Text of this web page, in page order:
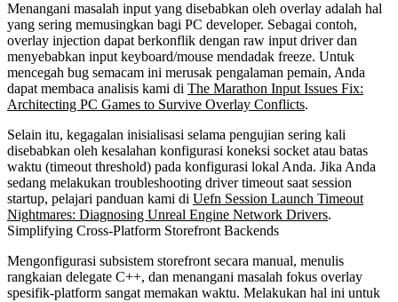
Menangani masalah input yang disebabkan oleh overlay adalah hal
yang sering memusingkan bagi PC developer. Sebagai contoh,
overlay injection dapat berkonflik dengan raw input driver dan
menyebabkan input keyboard/mouse mendadak freeze. Untuk
mencegah bug semacam ini merusak pengalaman pemain, Anda
dapat membaca analisis kami di The Marathon Input Issues Fix:
Architecting PC Games to Survive Overlay Conflicts.
Selain itu, kegagalan inisialisasi selama pengujian sering kali
disebabkan oleh kesalahan konfigurasi koneksi socket atau batas
waktu (timeout threshold) pada konfigurasi lokal Anda. Jika Anda
sedang melakukan troubleshooting driver timeout saat session
startup, pelajari panduan kami di Uefn Session Launch Timeout
Nightmares: Diagnosing Unreal Engine Network Drivers.
Simplifying Cross-Platform Storefront Backends
Mengonfigurasi subsistem storefront secara manual, menulis
rangkaian delegate C++, dan menangani masalah fokus overlay
spesifik-platform sangat memakan waktu. Melakukan hal ini untuk